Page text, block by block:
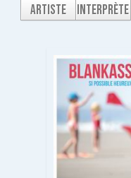
Artiste
Interprète